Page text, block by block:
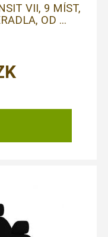
VII, 9 MÍST,
OD ...